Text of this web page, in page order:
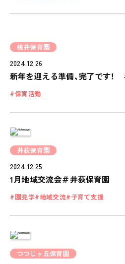
桃井保育園
2024.12.26
新年を迎える準備、完了です！
保育活動
井荻保育園
2024.12.25
1月地域交流会＃井荻保育園
園見学 地域交流 子育て支援
つつじヶ丘保育園